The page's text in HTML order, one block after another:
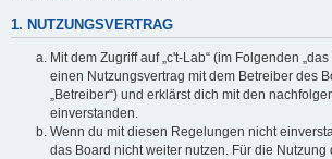
1. NUTZUNGSVERTRAG
Mit dem Zugriff auf „c't-Lab“ (im Folgenden
einen Nutzungsvertrag mit dem Betreiber des
„Betreiber“) und erklärst dich mit den
einverstanden.
Wenn du mit diesen Regelungen nicht
das Board nicht weiter nutzen. Für die Nutzung